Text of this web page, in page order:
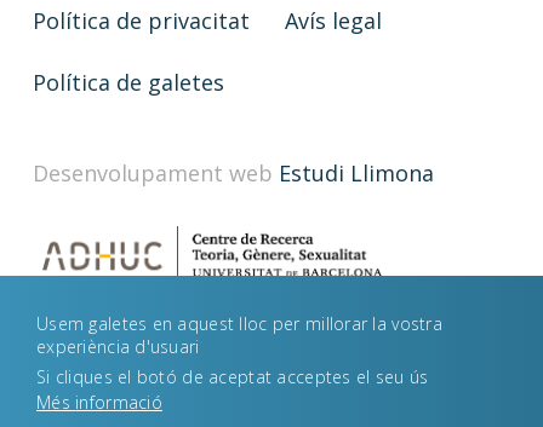
Política de privacitat Avís legal
Política de galetes
Desenvolupament web Estudi Llimona
Usem galetes en aquest lloc per millorar la vostra
experiència d'usuari
Si cliques el botó de aceptat acceptes el seu ús
Més informació